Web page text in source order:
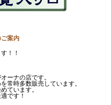
案内
！！
ーナの店です。
常時多数販売しています。
ています。
です！